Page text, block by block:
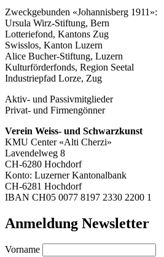
Zweckgebunden «Johannisberg 1911»:
Ursula Wirz-Stiftung, Bern
Lotteriefond, Kantons Zug
Swisslos, Kanton Luzern
Alice Bucher-Stiftung, Luzern
Kulturförderfonds, Region Seetal
Industriepfad Lorze, Zug
Aktiv- und Passivmitglieder
Privat- und Firmengönner
Verein Weiss- und Schwarzkunst
KMU Center «Alti Cherzi»
Lavendelweg 8
CH-6280 Hochdorf
Konto: Luzerner Kantonalbank
CH-6281 Hochdorf
IBAN CH05 0077 8197 2330 2200 1
Anmeldung Newsletter
Vorname